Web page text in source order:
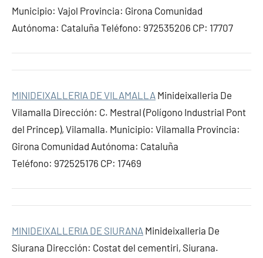
Municipio: Vajol Provincia: Girona Comunidad
Autónoma: Cataluña Teléfono: 972535206 CP: 17707
MINIDEIXALLERIA DE VILAMALLA Minideixalleria De
Vilamalla Dirección: C. Mestral (Polígono Industrial Pont
del Princep), Vilamalla. Municipio: Vilamalla Provincia:
Girona Comunidad Autónoma: Cataluña
Teléfono: 972525176 CP: 17469
MINIDEIXALLERIA DE SIURANA Minideixalleria De
Siurana Dirección: Costat del cementiri, Siurana.